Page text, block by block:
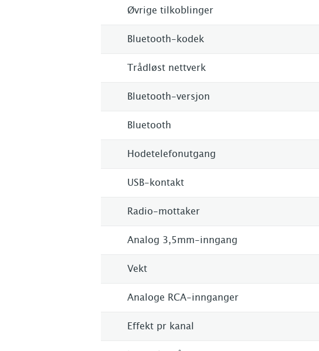
Øvrige tilkoblinger
Bluetooth-kodek
Trådløst nettverk
Bluetooth-versjon
Bluetooth
Hodetelefonutgang
USB-kontakt
Radio-mottaker
Analog 3,5mm-inngang
Vekt
Analoge RCA-innganger
Effekt pr kanal